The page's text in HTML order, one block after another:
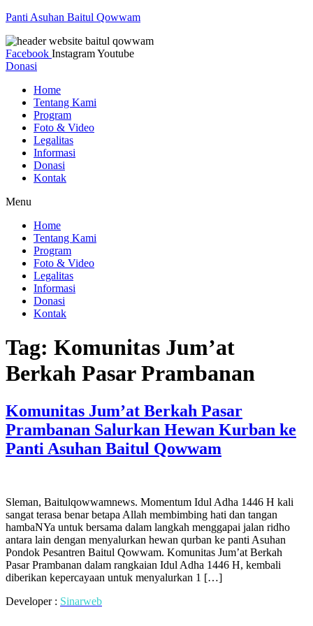
Panti Asuhan Baitul Qowwam
Facebook InstagramYoutube
Donasi
Home
Tentang Kami
Program
Foto & Video
Legalitas
Informasi
Donasi
Kontak
Menu
Home
Tentang Kami
Program
Foto & Video
Legalitas
Informasi
Donasi
Kontak
Tag: Komunitas Jum’at
Berkah Pasar Prambanan
Komunitas Jum’at Berkah Pasar
Prambanan Salurkan Hewan Kurban ke
Panti Asuhan Baitul Qowwam
Sleman, Baitulqowwamnews. Momentum Idul Adha 1446 H kali
sangat terasa benar betapa Allah membimbing hati dan tangan
hambaNYa untuk bersama dalam langkah menggapai jalan ridho
antara lain dengan menyalurkan hewan qurban ke panti Asuhan
Pondok Pesantren Baitul Qowwam. Komunitas Jum’at Berkah
Pasar Prambanan dalam rangkaian Idul Adha 1446 H, kembali
diberikan kepercayaan untuk menyalurkan 1 […]
Developer : Sinarweb